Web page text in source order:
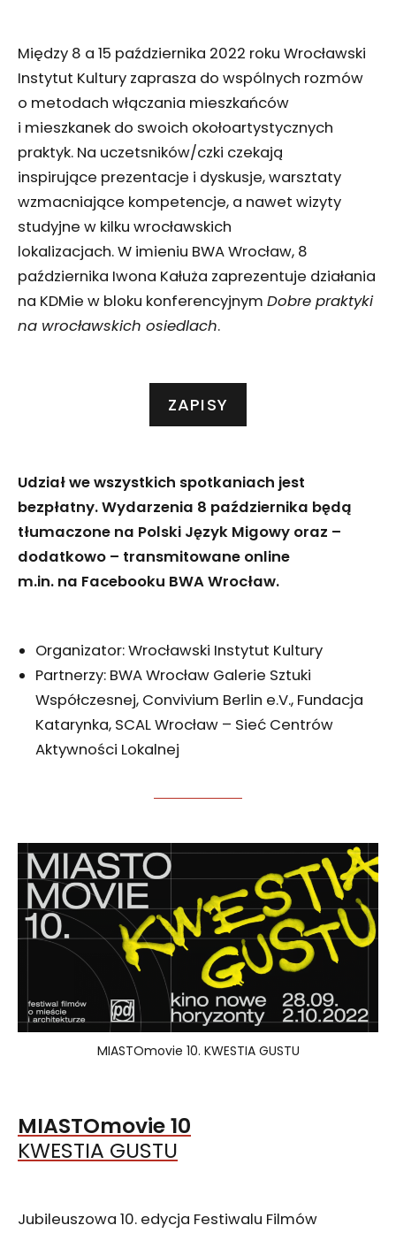
Między 8 a 15 października 2022 roku Wrocławski
Instytut Kultury zaprasza do wspólnych rozmów
o metodach włączania mieszkańców
i mieszkanek do swoich okołoartystycznych
praktyk. Na uczetsników/czki czekają
inspirujące prezentacje i dyskusje, warsztaty
wzmacniające kompetencje, a nawet wizyty
studyjne w kilku wrocławskich
lokalizacjach. W imieniu BWA Wrocław, 8
października Iwona Kałuża zaprezentuje działania
na KDMie w bloku konferencyjnym Dobre praktyki
na wrocławskich osiedlach.
ZAPISY
Udział we wszystkich spotkaniach jest
bezpłatny. Wydarzenia 8 października będą
tłumaczone na Polski Język Migowy oraz –
dodatkowo – transmitowane online
m.in. na Facebooku BWA Wrocław.
Organizator: Wrocławski Instytut Kultury
Partnerzy: BWA Wrocław Galerie Sztuki
Współczesnej, Convivium Berlin e.V., Fundacja
Katarynka, SCAL Wrocław – Sieć Centrów
Aktywności Lokalnej
MIASTOmovie 10. KWESTIA GUSTU
MIASTOmovie 10
KWESTIA GUSTU
Jubileuszowa 10. edycja Festiwalu Filmów